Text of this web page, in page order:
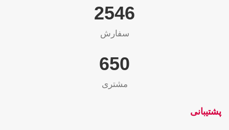
2565
سفارش
655
مشتری
پشتیبانی